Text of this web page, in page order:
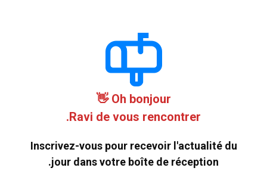
Oh bonjour 👋
Ravi de vous rencontrer.
Inscrivez-vous pour recevoir l'actualité du
jour dans votre boîte de réception.